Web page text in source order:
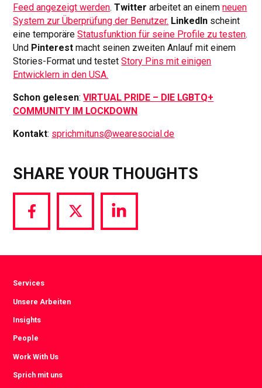
Feed angezeigt werden.Twitter arbeitet an einemneuen
System zur Überprüfung der Benutzer. LinkedIn scheint
eine temporäreStatusfunktion für seine Profile zu testen.
Und Pinterest macht seinen zweiten Anlauf mit einem
Stories-Format und testetStory Pins mit einigen
Entwicklern in den USA.
Schon gelesen:VIRTUAL PRIDE – DIE LGBTQ+
COMMUNITY IM LOCKDOWN
Kontakt: sprichmituns@wearesocial.de
SHARE YOUR THOUGHTS
Share
via
Share
via
Share
via
Services
Unsere Arbeiten
Insights
People
Work With Us
Sprich mit uns